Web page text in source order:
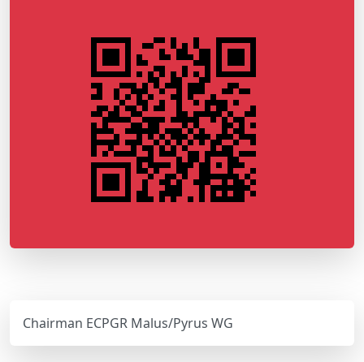
Chairman ECPGR Malus/Pyrus WG